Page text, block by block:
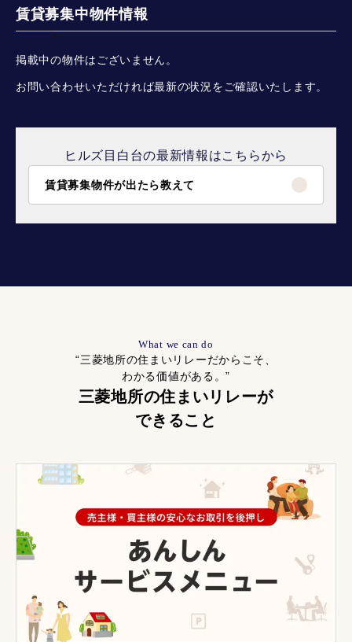
賃貸募集中物件情報
掲載中の物件はございません。
お問い合わせいただければ最新の状況をご確認いたします。
ヒルズ目白台の最新情報はこちらから
賃貸募集物件が出たら教えて
What we can do
“三菱地所の住まいリレーだからこそ、
わかる価値がある。”
三菱地所の住まいリレーが
できること